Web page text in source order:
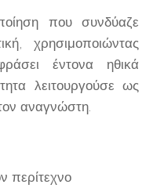
που συνδύαζε
χρησιμοποιώντας
έντονα ηθικά
λειτουργούσε ως
αναγνώστη.
περίτεχνο